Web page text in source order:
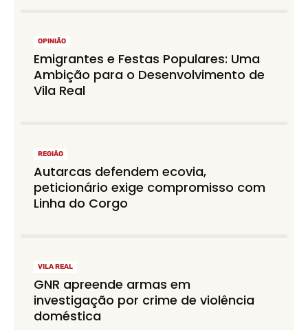
OPINIÃO
Emigrantes e Festas Populares: Uma
Ambição para o Desenvolvimento de
Vila Real
REGIÃO
Autarcas defendem ecovia,
peticionário exige compromisso com
Linha do Corgo
VILA REAL
GNR apreende armas em
investigação por crime de violência
doméstica